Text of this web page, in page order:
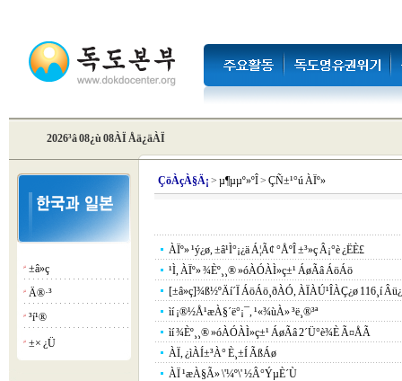
2026³â 08¿ù 08ÀÏ Åä¿äÀÏ
¡á ±â»ç
¡á Ä®·³
¡á ³í¹®
¡á ±× ¿Ü
ÇöÀçÀ§Ä¡ > µ¶µµº»ºÎ> ÇÑ±¹°ú ÀÏº»
ÀÏº» ¹ý¿ø, ±â¹Ì°¡¿ä Á¦Ã¢ °ÅºÎ ±³»ç Â¡°è ¿ËÈ£
¹Ì, ÀÏº» ¾Èº¸¸® »óÀÓÀÌ»ç±¹ ÁøÃâ ÁöÁö
[±â»ç]¾ß½ºÄí´Ï ÁöÁö¸ðÀÓ, ÀÏÀÚ¹ÎÀÇ¿ø 116¸í
ìí ¡®½Å¹æÀ§´ë°­¡¯, ¹«¾ùÀ» ³ë¸®³ª
ìí ¾Èº¸¸® »óÀÓÀÌ»ç±¹ ÁøÃâ 2´Ü°è¾È Ã¤ÅÃ
ÀÏ, ¿ìÀÍ±³À° È¸±Í ÃßÁø
ÀÏ ¹æÀ§Ã» \'¼º\' ½Â°ÝµÈ´Ù